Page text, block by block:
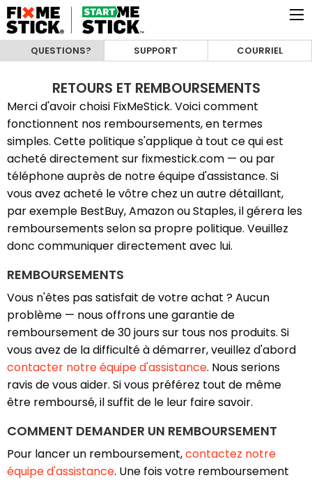
QUESTIONS? SUPPORT COURRIEL
RETOURS ET REMBOURSEMENTS
Merci d'avoir choisi FixMeStick. Voici comment
fonctionnent nos remboursements, en termes
simples. Cette politique s'applique à tout ce qui est
acheté directement sur fixmestick.com — ou par
téléphone auprès de notre équipe d'assistance. Si
vous avez acheté le vôtre chez un autre détaillant,
par exemple BestBuy, Amazon ou Staples, il gérera les
remboursements selon sa propre politique. Veuillez
donc communiquer directement avec lui.
REMBOURSEMENTS
Vous n'êtes pas satisfait de votre achat ? Aucun
problème — nous offrons une garantie de
remboursement de 30 jours sur tous nos produits. Si
vous avez de la difficulté à démarrer, veuillez d'abord
contacter notre équipe d'assistance. Nous serions
ravis de vous aider. Si vous préférez tout de même
être remboursé, il suffit de le leur faire savoir.
COMMENT DEMANDER UN REMBOURSEMENT
Pour lancer un remboursement,contactez notre
équipe d'assistance. Une fois votre remboursement